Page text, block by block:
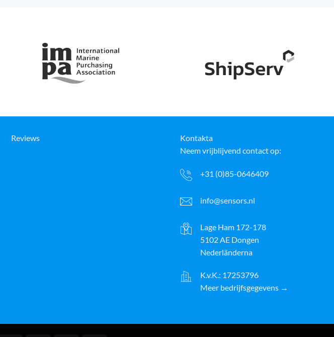
Reviews
Kontakta
Neem vrijblijvend contact op:
+31 (0)85-0646409
info@sensors.nl
Lage Ham 172-178
5102 AE Dongen
Nederländerna
K.v.K.: 17253796
Meer bedrijfsgegevens →